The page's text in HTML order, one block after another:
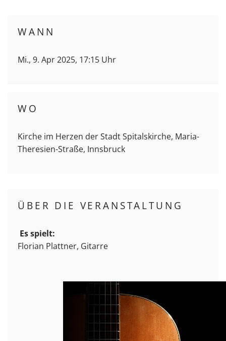
WANN
Mi., 9. Apr 2025, 17:15 Uhr
WO
Kirche im Herzen der Stadt Spitalskirche, Maria-
Theresien-Straße, Innsbruck
ÜBER DIE VERANSTALTUNG
Es spielt:
Florian Plattner, Gitarre